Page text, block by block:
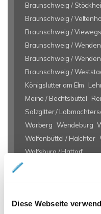
Diese Webseite
Braunschweig /
Braunschweig /
Braunschweig /
Braunschweig / Wenden
Braunschweig /
Braunschweig /
Königslutter am Elm
Meine / Bechtsbüttel
Salzgitter /
Warberg Wendeburg
Wolfenbüttel / Halchter
Wolfsburg / Hattorf
Braunschweig